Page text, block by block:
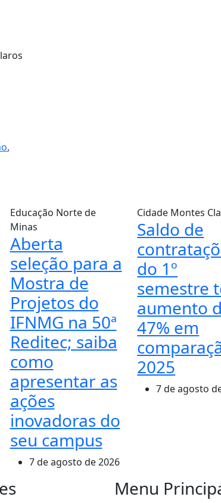
,
Educação Norte de
Minas
Aberta
seleção para a
Mostra de
Projetos do
IFNMG na 50ª
Reditec; saiba
como
apresentar as
ações
inovadoras do
seu campus
7 de agosto de 2026
Cidade Montes
Saldo de
do 1º
semestre
aumento
47% em
2025
7 de agosto
Menu